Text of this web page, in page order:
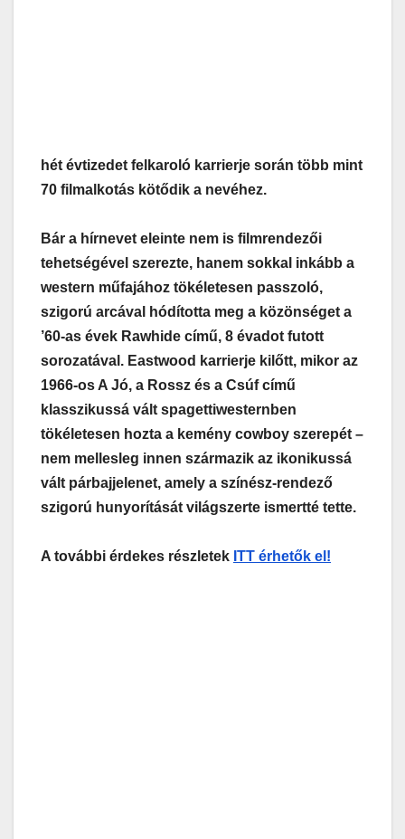
hét évtizedet felkaroló karrierje során több mint
70 filmalkotás kötődik a nevéhez.
Bár a hírnevet eleinte nem is filmrendezői
tehetségével szerezte, hanem sokkal inkább a
western műfajához tökéletesen passzoló,
szigorú arcával hódította meg a közönséget a
’60-as évek Rawhide című, 8 évadot futott
sorozatával. Eastwood karrierje kilőtt, mikor az
1966-os A Jó, a Rossz és a Csúf című
klasszikussá vált spagettiwesternben
tökéletesen hozta a kemény cowboy szerepét –
nem mellesleg innen származik az ikonikussá
vált párbajjelenet, amely a színész-rendező
szigorú hunyorítását világszerte ismertté tette.
A további érdekes részletek ITT érhetők el!